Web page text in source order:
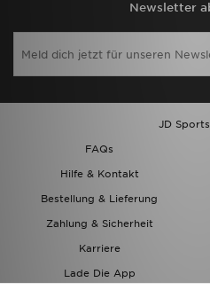
Newsletter
JD
FAQs
Hilfe & Kontakt
Bestellung & Lieferung
Zahlung & Sicherheit
Karriere
Lade Die App
Hilfe & Kontakt